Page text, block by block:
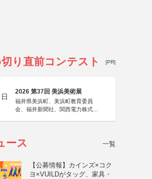
り直前コンテスト [PR]
日
2026 第37回 美浜美術展
福井県美浜町、美浜町教育委員
会、福井新聞社、関西電力株式会
ース 一覧
【公募情報】カインズ×コク
ヨ×VUILDがタッグ、家具・